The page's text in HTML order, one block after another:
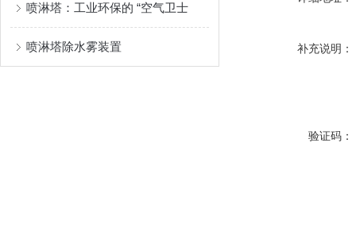
喷淋塔：工业环保的 “空气卫士
喷淋塔除水雾装置 补充说明：
验证码：